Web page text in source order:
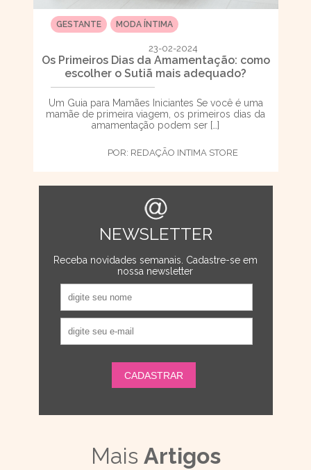
GESTANTE MODA ÍNTIMA
23-02-2024
Os Primeiros Dias da Amamentação: como
escolher o Sutiã mais adequado?
Um Guia para Mamães Iniciantes Se você é uma
mamãe de primeira viagem, os primeiros dias da
amamentação podem ser […]
POR: REDAÇÃO INTIMA STORE
NEWSLETTER
Receba novidades semanais. Cadastre-se em
nossa newsletter
Mais Artigos